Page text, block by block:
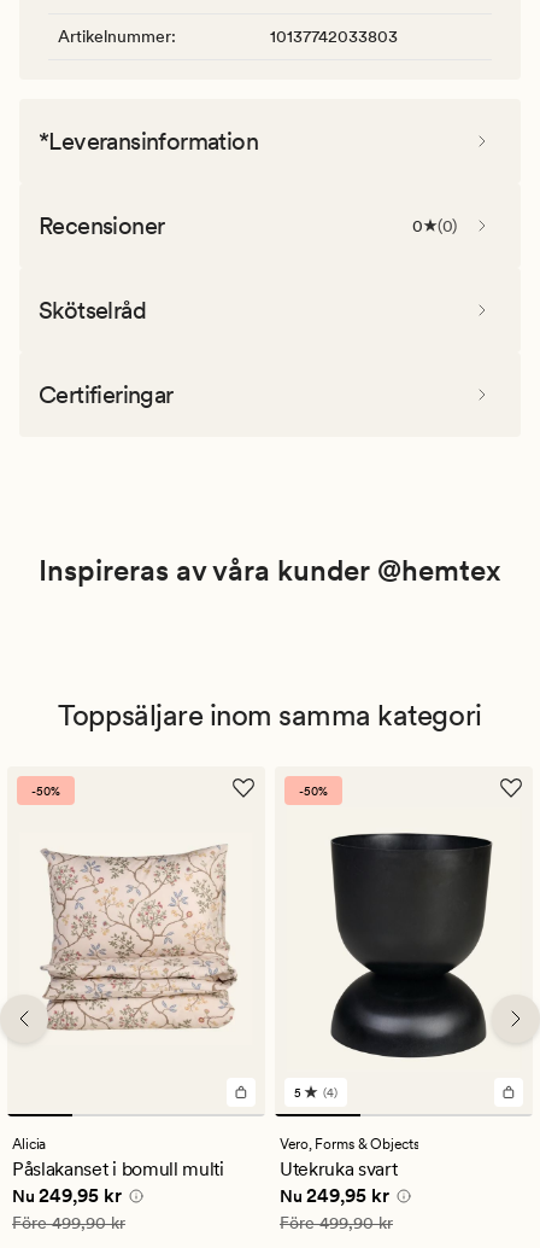
Artikelnummer: 10137742033803
*Leveransinformation
Recensioner 0 (0)
Skötselråd
Certifieringar
Inspireras av våra kunder @hemtex
Toppsäljare inom samma kategori
-50%
Alicia
Påslakanset i bomull multi
Nuvarande pris
Nu 249,95 kr
Ordinarie pris 499,90 kr
Före499,90 kr
-50%
4
omdömen
med
ett
genomsnittligt
betyg
på
5
5 (4)
Vero, Forms & Objects
Utekruka svart
Nuvarande pris
Nu 249,95 kr
Ordinarie pris 499,90 kr
Före499,90 kr